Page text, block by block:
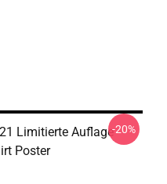
Limitierte Auflage
Poster
-20%